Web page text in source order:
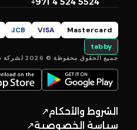
Mastercard
VISA
JCB
tabby
جميع الحقوق محفوظة © 2026 لشركة ديزرت كارت القابضة المحدودة
الشروط والأحكام↗
سياسة الخصوصية↗